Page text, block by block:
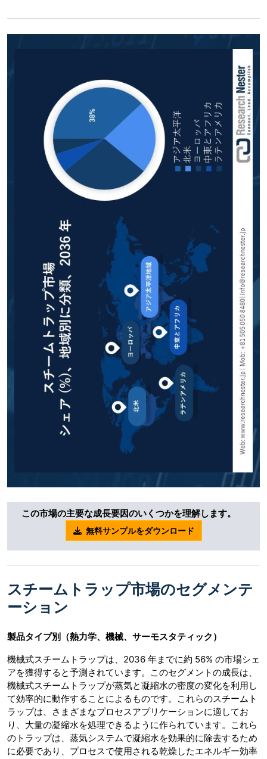
この市場の主要な成長要因のいくつかを理解します。
無料サンプルをダウンロード
スチームトラップ市場のセグメンテ
ーション
製品タイプ別（熱力学、機械、サーモスタティック）
機械式スチームトラップは、2036 年までに約 56% の市場シェ
アを獲得すると予測されています。このセグメントの成長は、
機械式スチームトラップが蒸気と凝縮水の密度の変化を利用し
て効率的に動作することによるものです。これらのスチームト
ラップは、さまざまなプロセスアプリケーションに適してお
り、大量の凝縮水を処理できるように作られています。これら
のトラップは、蒸気システムで凝縮水を効果的に除去するため
に必要であり、プロセスで使用される乾燥したエネルギー効率